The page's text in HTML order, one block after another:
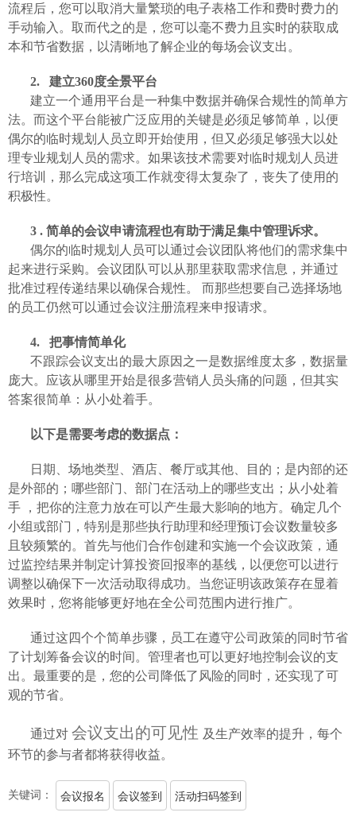
流程后，您可以取消大量繁琐的电子表格工作和费时费力的
手动输入。取而代之的是，您可以毫不费力且实时的获取成
本和节省数据，以清晰地了解企业的每场会议支出。
2.
建立360度全景平台
建立一个通用平台是一种集中数据并确保合规性的简单方
法。而这个平台能被广泛应用的关键是必须足够简单，以便
偶尔的临时规划人员立即开始使用，但又必须足够强大以处
理专业规划人员的需求。如果该技术需要对临时规划人员进
行培训，那么完成这项工作就变得太复杂了，丧失了使用的
积极性。
3 . 简单的会议申请流程也有助于满足集中管理诉求。
偶尔的临时规划人员可以通过会议团队将他们的需求集中
起来进行采购。会议团队可以从那里获取需求信息，并通过
批准过程传递结果以确保合规性。
而那些想要自己选择场地
的员工仍然可以通过会议注册流程来申报请求。
4.
把事情简单化
不跟踪会议支出的最大原因之一是数据维度太多，数据量
庞大。应该从哪里开始是很多营销人员头痛的问题，但其实
答案很简单：从小处着手。
以下是需要考虑的数据点：
日期、场地类型、酒店、餐厅或其他、目的；是内部的还
是外部的；哪些部门、部门在活动上的哪些支出；从小处着
手
，把你的注意力放在可以产生最大影响的地方。确定几个
小组或部门，特别是那些执行助理和经理预订会议数量较多
且较频繁的。首先与他们合作创建和实施一个会议政策，通
过监控结果并制定计算投资回报率的基线，以便您可以进行
调整以确保下一次活动取得成功。当您证明该政策存在显着
效果时，您将能够更好地在全公司范围内进行推广。
通过这四个个简单步骤，员工在遵守公司政策的同时节省
了计划筹备会议的时间。管理者也可以更好地控制会议的支
出。最重要的是，您的公司降低了风险的同时，还实现了可
观的节省。
通过对 会议支出的可见性 及生产效率的提升，每个
环节的参与者都将获得收益。
关键词： 会议报名 会议签到 活动扫码签到